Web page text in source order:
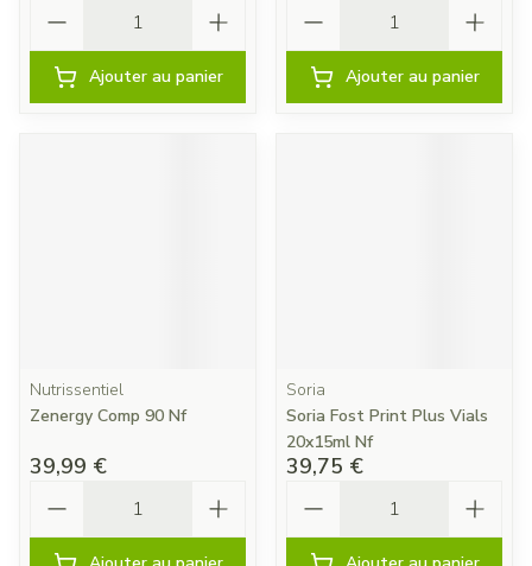
Ajouter au panier Ajouter au panier
Nutrissentiel
Zenergy Comp 90 Nf
39,99 €
Soria
Soria Fost Print Plus Vials
20x15ml Nf
39,75 €